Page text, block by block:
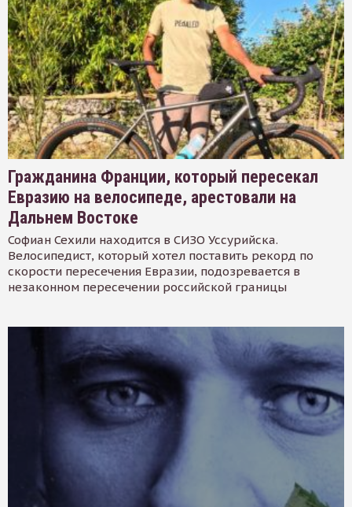
Гражданина Франции, который пересекал
Евразию на велосипеде, арестовали на
Дальнем Востоке
Софиан Сехили находится в СИЗО Уссурийска.
Велосипедист, который хотел поставить рекорд по
скорости пересечения Евразии, подозревается в
незаконном пересечении российской границы